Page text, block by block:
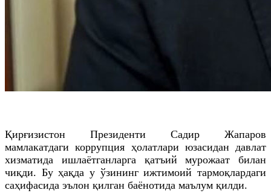
Қирғизистон Президенти Садир Жапаров
мамлакатдаги коррупция ҳолатлари юзасидан давлат
хизматида ишлаётганларга қатъий мурожаат билан
чиқди. Бу ҳақда у ўзининг ижтимоий тармоқлардаги
саҳифасида эълон қилган баёнотида маълум қилди.